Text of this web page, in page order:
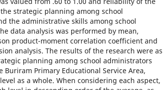
strategic planning among school
the administrative skills among school
data analysis was performed by mean,
product-moment correlation coefficient and
analysis. The results of the research were as
planning among school administrators
Primary Educational Service Area,
as a whole. When considering each aspect,